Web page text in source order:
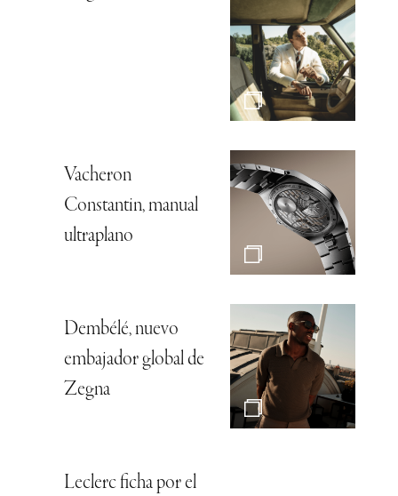
Vacheron
Constantin, manual
ultraplano
Dembélé, nuevo
embajador global de
Zegna
Leclerc ficha por el